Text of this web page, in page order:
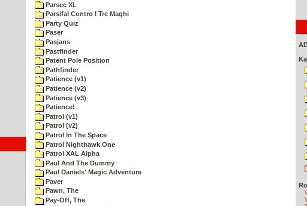
Parsec XL
Parsifal Contro I Tre Maghi
Party Quiz
Paser
Pasjans
Pastfinder
Patent Pole Position
Pathfinder
Patience (v1)
Patience (v2)
Patience (v3)
Patience!
Patrol (v1)
Patrol (v2)
Patrol In The Space
Patrol Nighthawk One
Patrol XAL Alpha
Paul And The Dummy
Paul Daniels' Magic Adventure
Paver
Pawn, The
Pay-Off, The